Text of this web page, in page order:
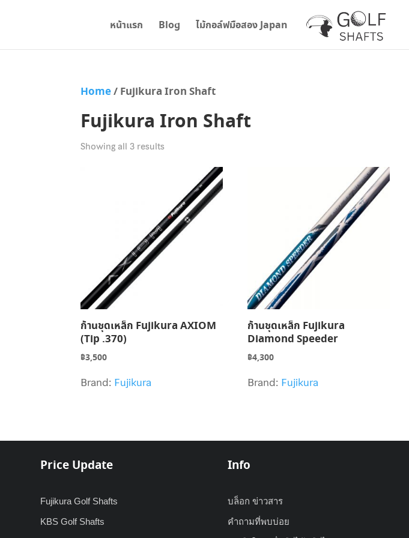
หน้าแรก Blog ไม้กอล์ฟมือสอง Japan
Home/ Fujikura Iron Shaft
Fujikura Iron Shaft
Showing all 3 results
ก้านชุดเหล็ก Fujikura AXIOM
(Tip .370)
฿3,500
Brand: Fujikura
ก้านชุดเหล็ก Fujikura
Diamond Speeder
฿4,300
Brand: Fujikura
Price Update
Fujikura Golf Shafts
KBS Golf Shafts
Info
บล็อก ข่าวสาร
คำถามที่พบบ่อย